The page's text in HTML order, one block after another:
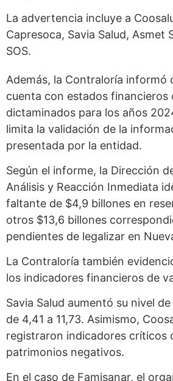
La advertencia incluye a
Capresoca, Savia Salud, Asmet
SOS.
Además, la Contraloría informó
cuenta con estados financieros
dictaminados para los años
limita la validación de la
presentada por la entidad.
Según el informe, la Dirección
Análisis y Reacción Inmediata
faltante de $4,9 billones en
otros $13,6 billones
pendientes de legalizar en
La Contraloría también
los indicadores financieros de
Savia Salud aumentó su nivel
de 4,41 a 11,73. Asimismo,
registraron indicadores críticos
patrimonios negativos.
En el caso de Famisanar, el